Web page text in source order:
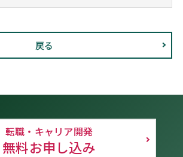
戻る
転職・キャリア開発
無料お申し込み